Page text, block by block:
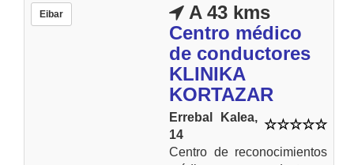
Eibar
A 43 kms
Centro médico
de conductores
KLINIKA
KORTAZAR
Errebal Kalea,
14
Centro de reconocimientos